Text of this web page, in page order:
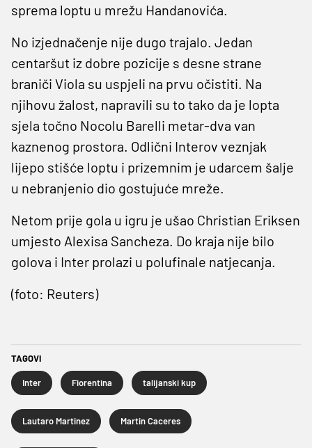
sprema loptu u mrežu Handanovića.
No izjednačenje nije dugo trajalo. Jedan
centaršut iz dobre pozicije s desne strane
braniči Viola su uspjeli na prvu očistiti. Na
njihovu žalost, napravili su to tako da je lopta
sjela točno Nocolu Barelli metar-dva van
kaznenog prostora. Odlični Interov veznjak
lijepo stišće loptu i prizemnim je udarcem šalje
u nebranjenio dio gostujuće mreže.
Netom prije gola u igru je ušao Christian Eriksen
umjesto Alexisa Sancheza. Do kraja nije bilo
golova i Inter prolazi u polufinale natjecanja.
(foto: Reuters)
TAGOVI
Inter Fiorentina talijanski kup
Lautaro Martinez Martin Caceres